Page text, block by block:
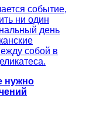
событие,
ни один
день
собой в
нужно